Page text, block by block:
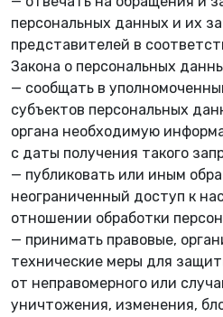
персональных данных и их
представителей в
Закона о персональных
— сообщать в
субъектов персональных
органа необходимую
с даты получения такого
— публиковать или иным
неограниченный доступ к
отношении обработки
— принимать правовые,
технические меры для
от неправомерного или
уничтожения, изменения,